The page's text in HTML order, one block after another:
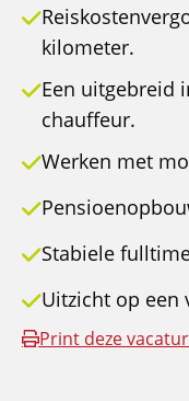
kilometer.
Een uitgebreid
chauffeur.
Werken met
Stabiele
Uitzicht op een
Print deze